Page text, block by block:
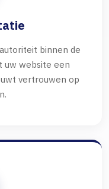
binnen de
uw website een
vertrouwen op